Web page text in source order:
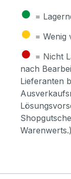
● =
● = Wenig
● = Nicht
nach
Lieferanten
Warenwerts.)